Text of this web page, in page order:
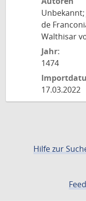
de
Walthisar
Jahr:
1474
17.03.2022
Hilfe zur